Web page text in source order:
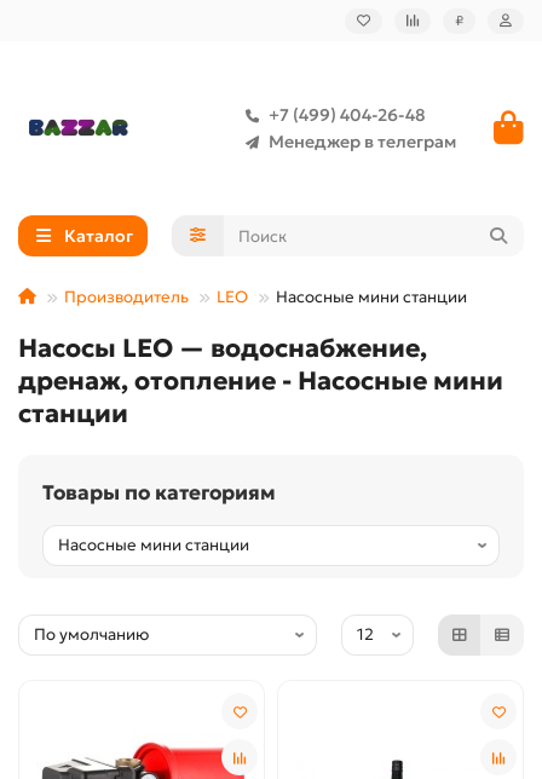
₽
+7 (499) 404-26-48
Менеджер в телеграм
Каталог
Производитель LEO Насосные мини станции
Насосы LEO — водоснабжение,
дренаж, отопление - Насосные мини
станции
Товары по категориям